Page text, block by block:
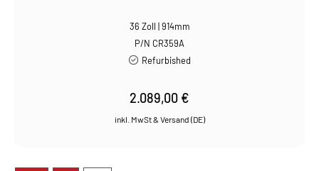
36 Zoll | 914mm
P/N CR359A
Refurbished
2.089,00 €